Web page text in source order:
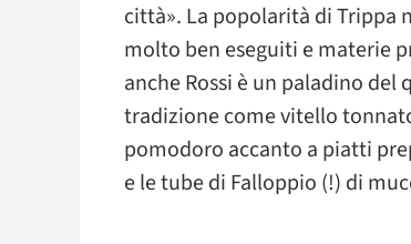
città». La popolarità di Trippa
molto ben eseguiti e materie
anche Rossi è un paladino
tradizione come vitello
pomodoro accanto a piatti
e le tube di Falloppio (!) di